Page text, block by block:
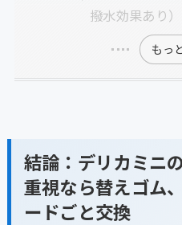
撥水効果あり）
もっ
結論：デリカミニ
重視なら替えゴム
ードごと交換